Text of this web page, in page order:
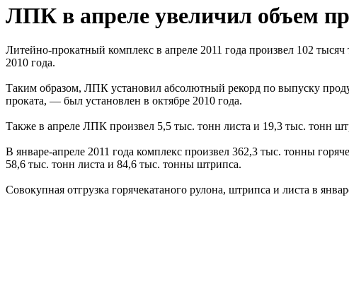
ЛПК в апреле увеличил объем
Литейно-прокатный комплекс в апреле 2011 года произвел 102
2010 года.
Таким образом, ЛПК установил абсолютный рекорд по выпуску
проката, — был установлен в октябре 2010 года.
Также в апреле ЛПК произвел 5,5 тыс. тонн листа и 19,3 тыс. тонн
В январе-апреле 2011 года комплекс произвел 362,3 тыс. тонны
58,6 тыс. тонн листа и 84,6 тыс. тонны штрипса.
Совокупная отгрузка горячекатаного рулона, штрипса и листа в